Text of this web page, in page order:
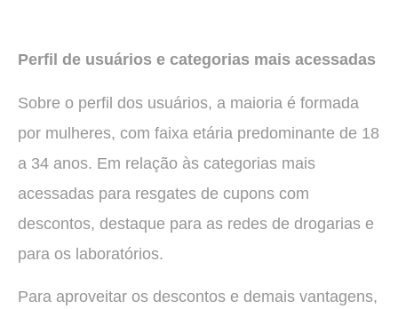
Perfil de usuários e categorias mais acessadas
Sobre o perfil dos usuários, a maioria é formada
por mulheres, com faixa etária predominante de 18
a 34 anos. Em relação às categorias mais
acessadas para resgates de cupons com
descontos, destaque para as redes de drogarias e
para os laboratórios.
Para aproveitar os descontos e demais vantagens,